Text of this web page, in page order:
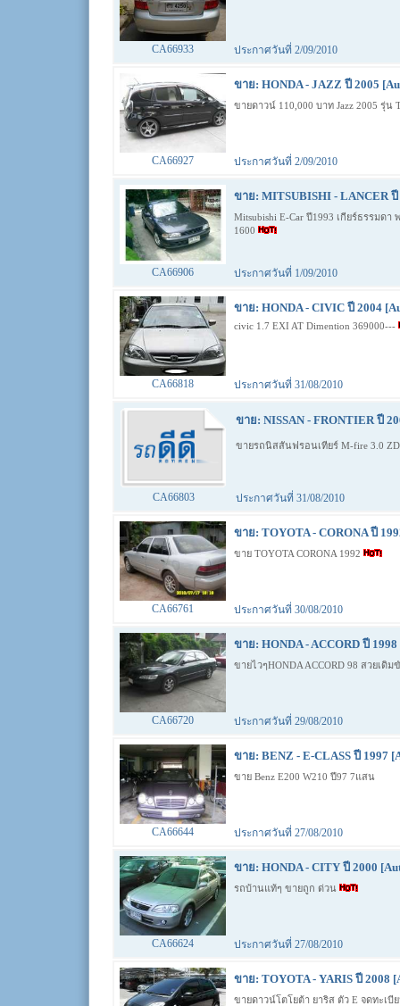
CA66933 ประกาศวันที่ 2/09/2010
ขาย: HONDA - JAZZ ปี 2005
ขายดาวน์ 110,000 บาท Jazz 2005 รุ่น
CA66927 ประกาศวันที่ 2/09/2010
ขาย: MITSUBISHI - LANCER
Mitsubishi E-Car ปี1993 เกียร์ธรรมด
1600
CA66906 ประกาศวันที่ 1/09/2010
ขาย: HONDA - CIVIC ปี 2004
civic 1.7 EXI AT Dimention 369000---
CA66818 ประกาศวันที่ 31/08/2010
ขาย: NISSAN - FRONTIER ปี
ขายรถนิสสันฟรอนเทียร์ M-fire 3.0
CA66803 ประกาศวันที่ 31/08/2010
ขาย: TOYOTA - CORONA ปี
ขาย TOYOTA CORONA 1992
CA66761 ประกาศวันที่ 30/08/2010
ขาย: HONDA - ACCORD ปี
ขายไวๆHONDA ACCORD 98 สวยเดิ
CA66720 ประกาศวันที่ 29/08/2010
ขาย: BENZ - E-CLASS ปี 1997
ขาย Benz E200 W210 ปี97 7แสน
CA66644 ประกาศวันที่ 27/08/2010
ขาย: HONDA - CITY ปี 2000
รถบ้านแท้ๆ ขายถูก ด่วน
CA66624 ประกาศวันที่ 27/08/2010
ขาย: TOYOTA - YARIS ปี 2008
ขายดาวน์โตโยต้า ยาริส ตัว E จดทะเ